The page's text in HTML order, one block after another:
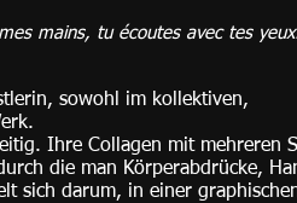
mes mains, tu écoutes avec tes
sowohl im kollektiven,
Ihre Collagen mit mehreren
die man Körperabdrücke,
sich darum, in einer